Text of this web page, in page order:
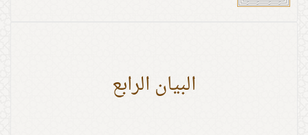
البيان الرابع